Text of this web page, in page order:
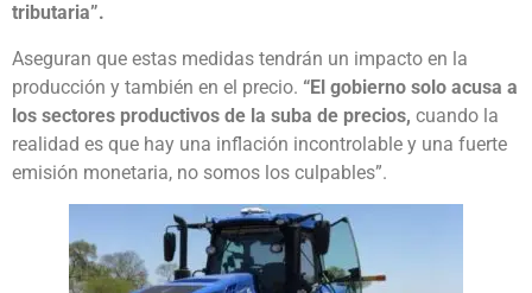
tributaria”.
Aseguran que estas medidas tendrán un impacto en la
producción y también en el precio. “El gobierno solo acusa a
los sectores productivos de la suba de precios, cuando la
realidad es que hay una inflación incontrolable y una fuerte
emisión monetaria, no somos los culpables”.